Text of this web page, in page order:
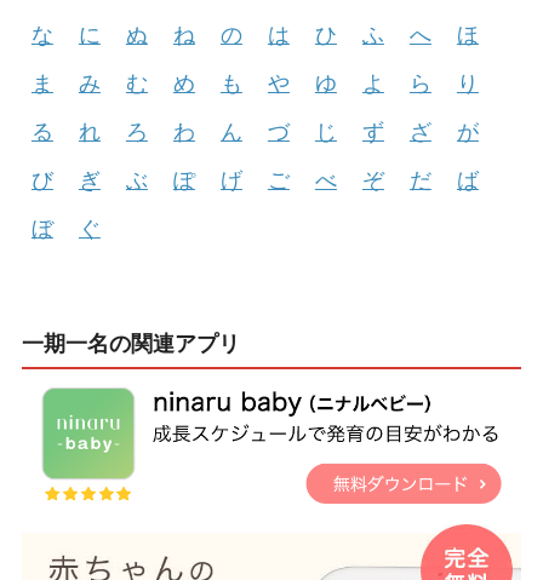
な
に ぬ ね の は ひ ふ へ
ほ
ま
み む め も や ゆ よ ら
り
る
れ ろ わ ん づ じ ず ざ
が
び
ぎ ぶ ぽ げ ご べ ぞ だ
ば
ぼ
ぐ
一期一名の関連アプリ